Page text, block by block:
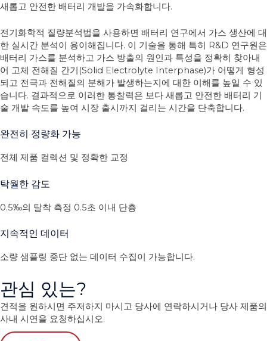
새롭고 안전한 배터리 개발을 가속화합니다.
전기화학적 질량분석법을 사용하면 배터리 연구에서 가스 생산에 대
한 실시간 분석이 용이해집니다. 이 기술을 통해 특히 R&D 연구원은
배터리 가스를 분석하고 가스 방출의 원인과 특성을 정확히 찾아내
어 고체 전해질 간기(Solid Electrolyte Interphase)가 어떻게 형성
되고 전극과 전해질의 분해가 발생하는지에 대한 이해를 높일 수 있
습니다. 결과적으로 이러한 통찰력은 보다 새롭고 안전한 배터리 기
술 개발 속도를 높여 시장 출시까지 걸리는 시간을 단축합니다.
완전히 정량화 가능
전체 제품 컬렉션 및 정확한 교정
탁월한 감도
0.5‰의 탈착 측정 0.5초 이내 단층
지속적인 데이터
소량 샘플링 중단 없는 데이터 수집이 가능합니다.
관심 있는?
견적을 원하시면 주저하지 마시고 당사에 연락하시거나 당사 제품의
사내 시연을 요청하십시오.